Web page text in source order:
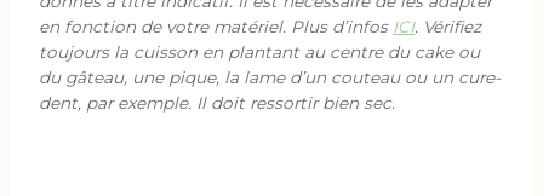
en fonction de votre matériel. Plus d’infos ICI. Vérifiez
toujours la cuisson en plantant au centre du cake ou
du gâteau, une pique, la lame d’un couteau ou un cure-
dent, par exemple. Il doit ressortir bien sec.